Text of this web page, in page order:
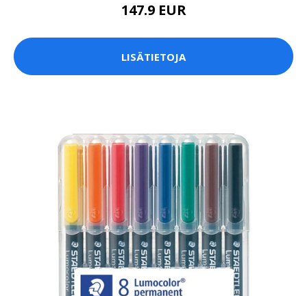
147.9 EUR
LISÄTIETOJA